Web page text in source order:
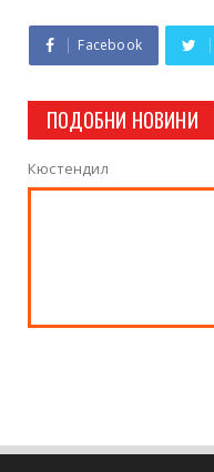
Facebook
ПОДОБНИ НОВИНИ
Кюстендил